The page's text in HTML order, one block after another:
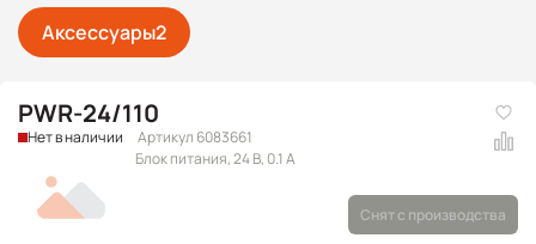
Аксессуары2
PWR-24/110
Нет в наличии
Артикул 6083661
Блок питания, 24 В, 0.1 А
Снят с производства